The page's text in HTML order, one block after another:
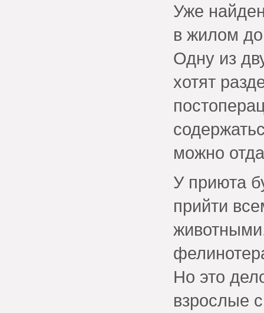
Уже
в жилом
Одну из
хотят
можно
У приюта
прийти
Но это
взрослые